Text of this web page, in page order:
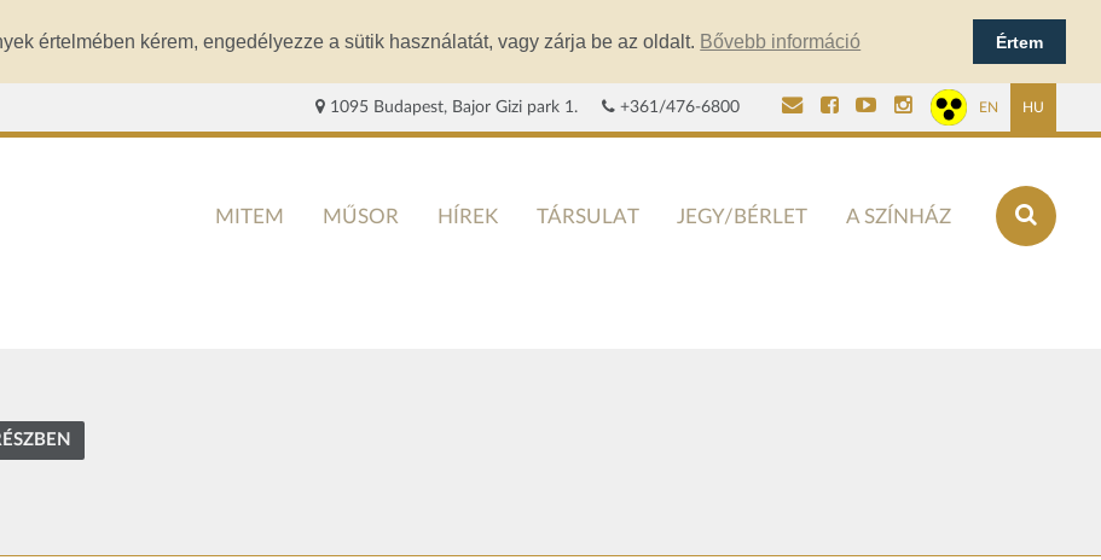
értelmében kérem, engedélyezze a sütik használatát, vagy zárja be az oldalt. Bővebb információ Értem
1095 Budapest, Bajor Gizi park 1. +361/476-6800 EN HU
MITEM MŰSOR HÍREK TÁRSULAT JEGY/BÉRLET A SZÍNHÁZ